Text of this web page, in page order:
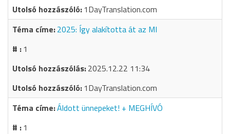
1DayTranslation.com
2025: Így alakította át az MI
1
2025.12.22 11:34
1DayTranslation.com
Áldott ünnepeket! + MEGHÍVÓ
1